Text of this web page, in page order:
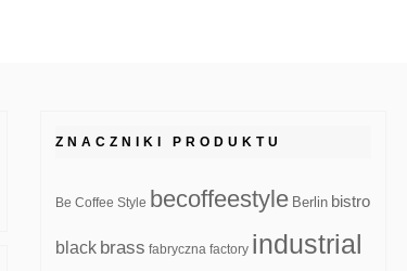
ZNACZNIKI PRODUKTU
Be Coffee Style becoffeestyle Berlin bistro
black brass fabryczna factory industrial